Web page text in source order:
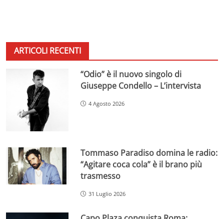
ARTICOLI RECENTI
“Odio” è il nuovo singolo di
Giuseppe Condello – L’intervista
4 Agosto 2026
Tommaso Paradiso domina le radio:
“Agitare coca cola” è il brano più
trasmesso
31 Luglio 2026